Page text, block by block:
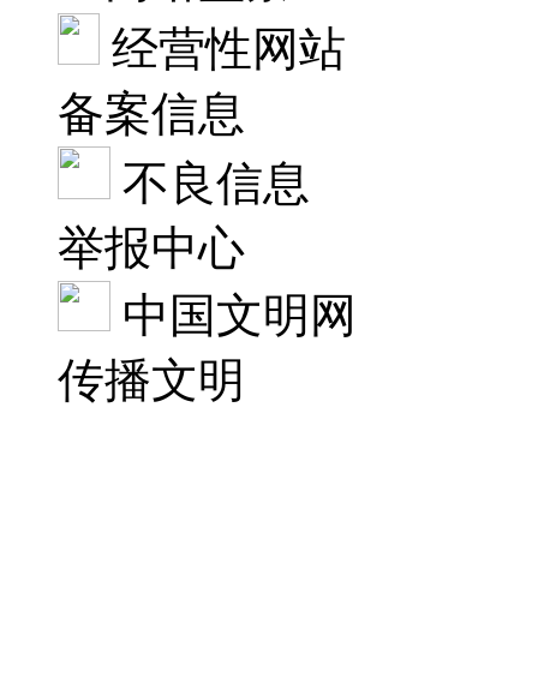
经营性网站
备案信息
不良信息
举报中心
中国文明网
传播文明